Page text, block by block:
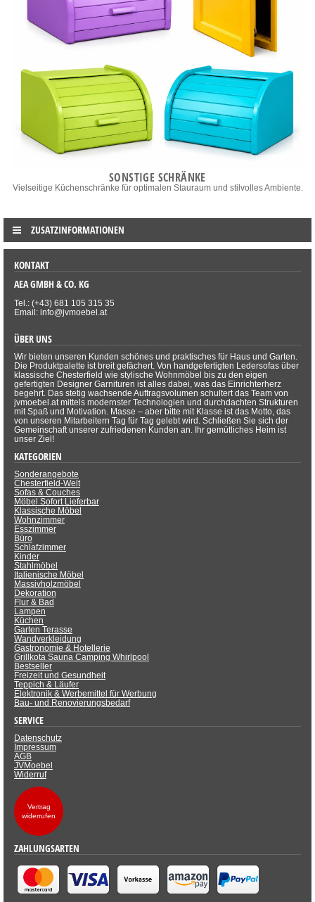
SONSTIGE SCHRÄNKE
Vielseitige Küchenschränke für optimalen Stauraum und stilvolles Ambiente.
ZUSATZINFORMATIONEN
KONTAKT
AEA GMBH & CO. KG
Tel.: (+43) 681 105 315 35
Email: info@jvmoebel.at
ÜBER UNS
Wir bieten unseren Kunden schönes und praktisches für Haus und Garten.
Die Produktpalette ist breit gefächert. Von handgefertigten Ledersofas über
klassische Chesterfield wie stylische Wohnmöbel bis zu den eigen
gefertigten Designer Garnituren ist alles dabei, was das Einrichterherz
begehrt. Das stetig wachsende Auftragsvolumen schultert das Team von
jvmoebel.at mittels modernster Technologien und durchdachten Strukturen
mit Spaß und Motivation. Masse – aber bitte mit Klasse ist das Motto, das
von unseren Mitarbeitern Tag für Tag gelebt wird. Schließen Sie sich der
Gemeinschaft unserer zufriedenen Kunden an. Ihr gemütliches Heim ist
unser Ziel!
KATEGORIEN
Sonderangebote
Chesterfield-Welt
Sofas & Couches
Möbel Sofort Lieferbar
Klassische Möbel
Wohnzimmer
Esszimmer
Büro
Schlafzimmer
Kinder
Stahlmöbel
Italienische Möbel
Massivholzmöbel
Dekoration
Flur & Bad
Lampen
Küchen
Garten Terasse
Wandverkleidung
Gastronomie & Hotellerie
Grillkota Sauna Camping Whirlpool
Bestseller
Freizeit und Gesundheit
Teppich & Läufer
Elektronik & Werbemittel für Werbung
Bau- und Renovierungsbedarf
SERVICE
Datenschutz
Impressum
AGB
JVMoebel
Widerruf
Vertrag
widerrufen
ZAHLUNGSARTEN